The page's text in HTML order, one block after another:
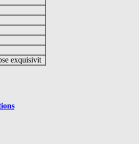
exquisivit